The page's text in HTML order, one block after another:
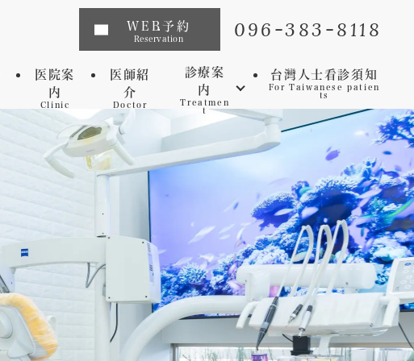
WEB予約
Reservation 096-383-8118
医院案
内
Clinic
医師紹
介
Doctor
診療案
内
Treatmen
t
インプラント
マウスピース矯正
セレック
審美歯科
ホワイトニング
矯正歯科
歯周病
予防歯科
マイクロスコープ
台灣人士看診須知
For Taiwanese patien
ts